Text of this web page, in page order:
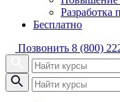
Разработка
Бесплатно
Позвонить 8 (800)